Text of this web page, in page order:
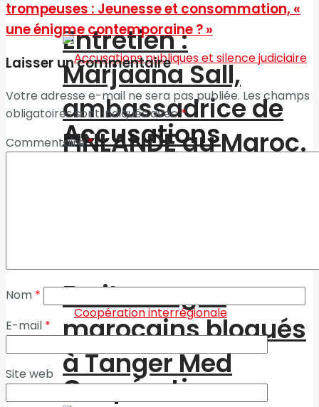
Entretien :
Marjaana Sall,
ambassadrice de
FINLANDE au Maroc.
Fruits rouges
marocains bloqués
à Tanger Med
Accusations
Coopération
trompeuses : Jeunesse et consommation, «
une énigme contemporaine ? »
Laisser un commentaire
Votre adresse e-mail ne sera pas publiée. Les champs
obligatoires sont indiqués avec*
Commentaire*
Nom *
E-mail *
Site web